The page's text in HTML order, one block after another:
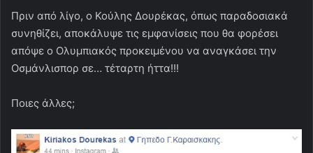
Πριν από λίγο, ο Κούλης Δουρέκας, όπως παραδοσιακά
συνηθίζει, αποκάλυψε τις εμφανίσεις που θα φορέσει
απόψε ο Ολυμπιακός προκειμένου να αναγκάσει την
Οσμάνλισπορ σε… τέταρτη ήττα!!!
Ποιες άλλες;